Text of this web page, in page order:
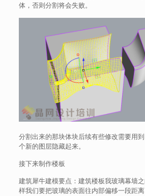
体，否则分割将会失败。
分割出来的那块体块后续有些修改需要用
个新的图层隐藏起来。
接下来制作楼板
建筑犀牛建模要点：建筑楼板我玻璃幕墙
样我们要把玻璃的表面往内部偏移一段距离